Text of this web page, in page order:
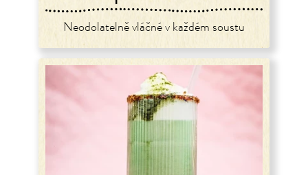
Neodolatelně vláčné v každém soustu